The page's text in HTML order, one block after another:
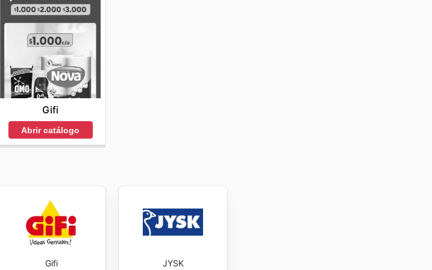
exclusivas y ofertas por tiempo
y la decoración de cada rincón del
traduce en una experiencia de compra
home's website today to explore the
específica dentro de España. Por
se recomienda encarecidamente visitar
obtener detalles personalizados y
Gifi
Abrir catálogo
Gifi JYSK